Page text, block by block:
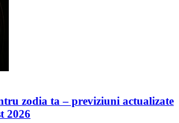
zodia ta – previziuni actualizate
2026